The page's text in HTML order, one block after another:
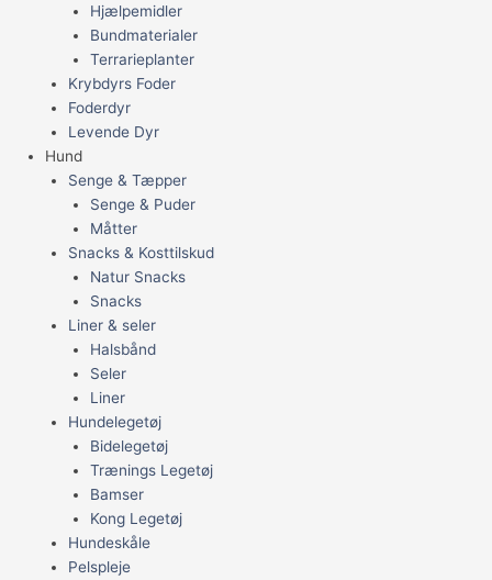
Hjælpemidler
Bundmaterialer
Terrarieplanter
Krybdyrs Foder
Foderdyr
Levende Dyr
Hund
Senge & Tæpper
Senge & Puder
Måtter
Snacks & Kosttilskud
Natur Snacks
Snacks
Liner & seler
Halsbånd
Seler
Liner
Hundelegetøj
Bidelegetøj
Trænings Legetøj
Bamser
Kong Legetøj
Hundeskåle
Pelspleje